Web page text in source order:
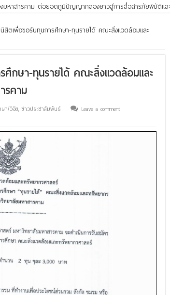
หาสารคาม ต่อยอดภูมิปัญญากลองยาวสู่การสื่อสารภัยพิบัติและ
สิตเพื่อขอรับทุนการศึกษา-ทุนรายได้ คณะสิ่งแวดล้อมและ
ศึกษา-ทุนรายได้ คณะสิ่งแวดล้อมและ
รคาม
า/วิจัย, ข่าวประชาสัมพันธ์
Leave a comment